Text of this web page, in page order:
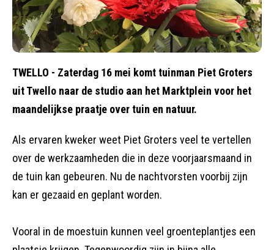
TWELLO - Zaterdag 16 mei komt tuinman Piet Groters
uit Twello naar de studio aan het Marktplein voor het
maandelijkse praatje over tuin en natuur.
Als ervaren kweker weet Piet Groters veel te vertellen
over de werkzaamheden die in deze voorjaarsmaand in
de tuin kan gebeuren. Nu de nachtvorsten voorbij zijn
kan er gezaaid en geplant worden.
Vooral in de moestuin kunnen veel groenteplantjes een